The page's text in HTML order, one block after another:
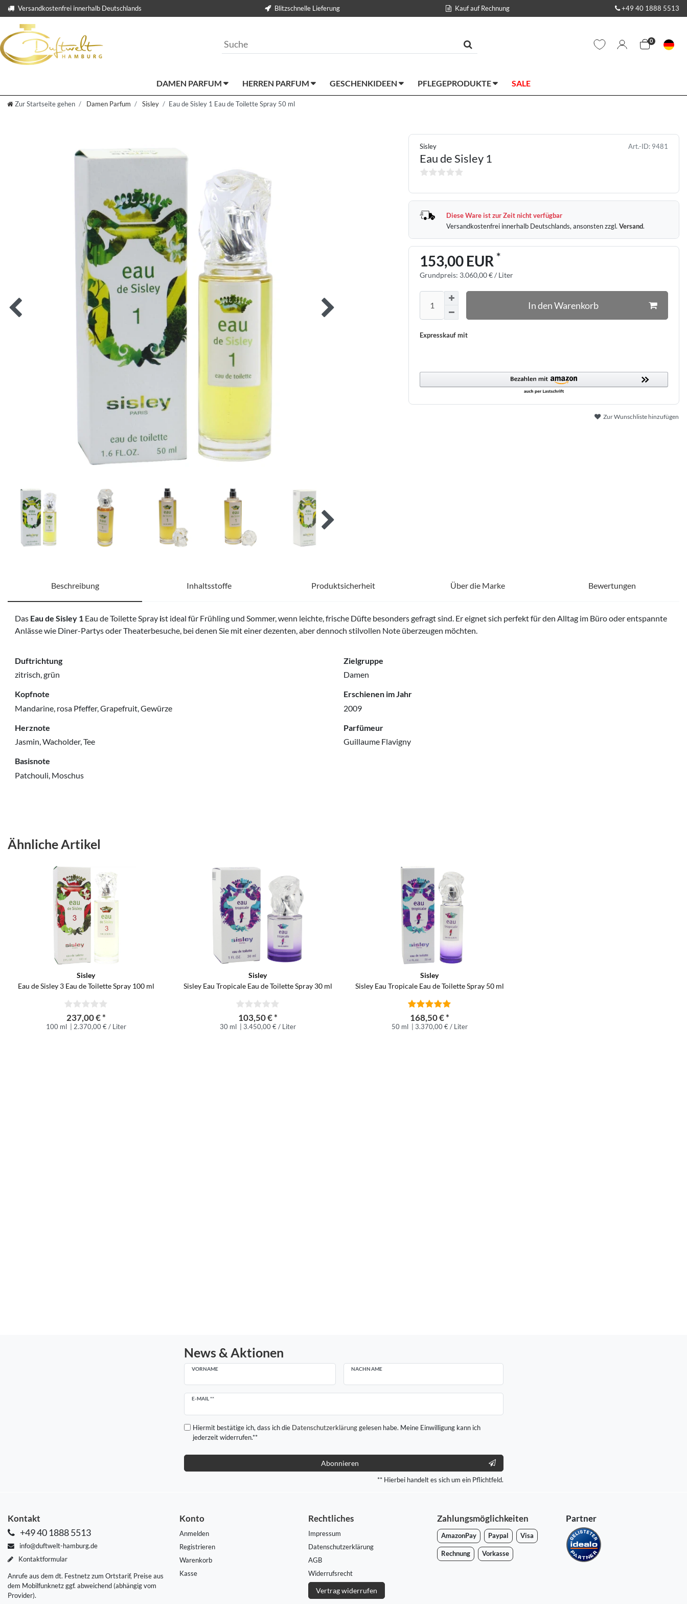
Versandkostenfrei innerhalb Deutschlands Blitzschnelle Lieferung Kauf auf Rechnung +49 40 1888 5513
0
DAMEN PARFUM HERREN PARFUM GESCHENKIDEEN PFLEGEPRODUKTE SALE
Zur Startseite gehen Damen Parfum Sisley Eau de Sisley 1 Eau de Toilette Spray 50 ml
Sisley Art.-ID: 9481
Eau de Sisley 1
Diese Ware ist zur Zeit nicht verfügbar
Versandkostenfrei innerhalb Deutschlands, ansonsten zzgl. Versand.
153,00 EUR *
Grundpreis: 3.060,00 € / Liter
In den Warenkorb
Expresskauf mit
Zur Wunschliste hinzufügen
Beschreibung Inhaltsstoffe Produktsicherheit Über die Marke Bewertungen
Das Eau de Sisley 1 Eau de Toilette Spray ist ideal für Frühling und Sommer, wenn leichte, frische Düfte besonders gefragt sind. Er eignet sich perfekt für den Alltag im Büro oder entspannte
Anlässe wie Diner-Partys oder Theaterbesuche, bei denen Sie mit einer dezenten, aber dennoch stilvollen Note überzeugen möchten.
Duftrichtung
zitrisch, grün
Kopfnote
Mandarine, rosa Pfeffer, Grapefruit, Gewürze
Herznote
Jasmin, Wacholder, Tee
Basisnote
Patchouli, Moschus
Zielgruppe
Damen
Erschienen im Jahr
2009
Parfümeur
Guillaume Flavigny
Ähnliche Artikel
Sisley
Eau de Sisley 3 Eau de Toilette Spray 100 ml
237,00 € *
100 ml | 2.370,00 € / Liter
Sisley
Sisley Eau Tropicale Eau de Toilette Spray 30 ml
103,50 € *
30 ml | 3.450,00 € / Liter
Sisley
Sisley Eau Tropicale Eau de Toilette Spray 50 ml
168,50 € *
50 ml | 3.370,00 € / Liter
News & Aktionen
VORNAME NACHNAME
E-MAIL **
Newsletter
Hiermit bestätige ich, dass ich die Daten­schutz­erklärunggelesen habe. Meine Einwilligung kann ich
jederzeit widerrufen.**
Abonnieren
** Hierbei handelt es sich um ein Pflichtfeld.
Kontakt
+49 40 1888 5513
info@duftwelt-hamburg.de
Kontaktformular
Anrufe aus dem dt. Festnetz zum Ortstarif, Preise aus
dem Mobilfunknetz ggf. abweichend (abhängig vom
Provider).
Konto
Anmelden
Registrieren
Warenkorb
Kasse
Rechtliches
Impressum
Daten­schutz­erklärung
AGB
Widerrufs­recht
Vertrag widerrufen
Zahlungsmöglichkeiten
AmazonPay Paypal Visa
Rechnung Vorkasse
Partner